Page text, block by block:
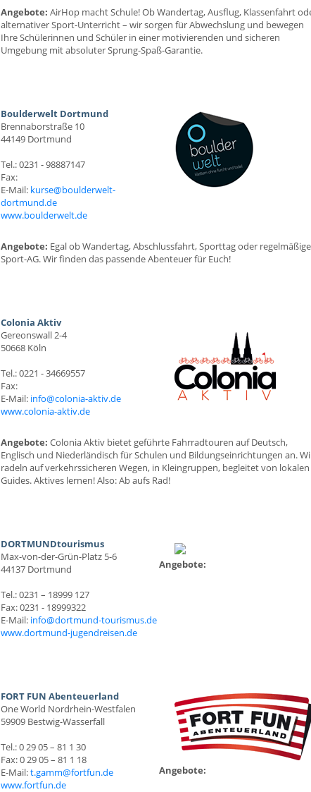
Angebote: AirHop macht Schule! Ob Wandertag, Ausflug, Klassenfahrt
alternativer Sport-Unterricht – wir sorgen für Abwechslung und bewegen
Ihre Schülerinnen und Schüler in einer motivierenden und sicheren
Umgebung mit absoluter Sprung-Spaß-Garantie.
Boulderwelt Dortmund
Brennaborstraße 10
44149 Dortmund
Tel.: 0231 - 98887147
Fax:
E-Mail: kurse@boulderwelt-
dortmund.de
www.boulderwelt.de
Angebote: Egal ob Wandertag, Abschlussfahrt, Sporttag oder regelmäßige
Sport-AG. Wir finden das passende Abenteuer für Euch!
Colonia Aktiv
Gereonswall 2-4
50668 Köln
Tel.: 0221 - 34669557
Fax:
E-Mail: info@colonia-aktiv.de
www.colonia-aktiv.de
Angebote: Colonia Aktiv bietet geführte Fahrradtouren auf Deutsch,
Englisch und Niederländisch für Schulen und Bildungseinrichtungen an.
radeln auf verkehrssicheren Wegen, in Kleingruppen, begleitet von lokalen
Guides. Aktives lernen! Also: Ab aufs Rad!
DORTMUNDtourismus
Max-von-der-Grün-Platz 5-6
44137 Dortmund
Tel.: 0231 – 18999 127
Fax: 0231 - 18999322
E-Mail: info@dortmund-tourismus.de
www.dortmund-jugendreisen.de
Angebote:
FORT FUN Abenteuerland
One World Nordrhein-Westfalen
59909 Bestwig-Wasserfall
Tel.: 0 29 05 – 81 1 30
Fax: 0 29 05 – 81 1 18
E-Mail:t.gamm@fortfun.de
www.fortfun.de
Angebote: